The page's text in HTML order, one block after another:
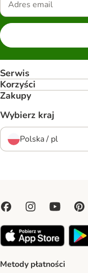
Serwis
Korzyści
Zakupy
Wybierz kraj
Polska / pl
Metody płatności